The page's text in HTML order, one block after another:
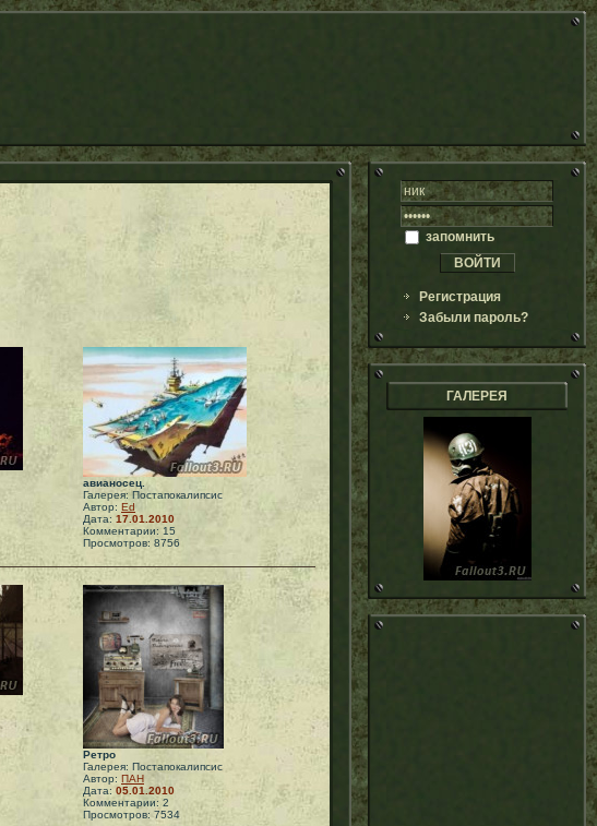
авианосец.
Галерея: Постапокалипсис
Автор: Ed
Дата: 17.01.2010
Комментарии: 15
Просмотров: 8756
Ретро
Галерея: Постапокалипсис
Автор: ПАН
Дата: 05.01.2010
Комментарии: 2
Просмотров: 7534
запомнить
Регистрация
Забыли пароль?
ГАЛЕРЕЯ